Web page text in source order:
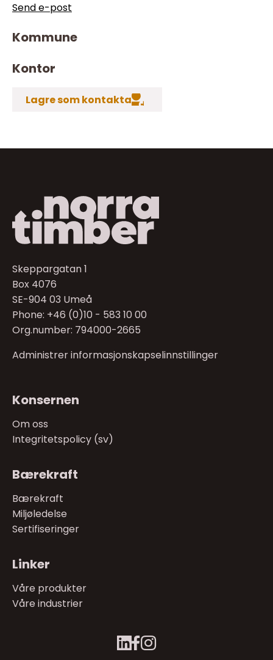
Send e-post
Kommune
Kontor
Lagre som kontakta
Skeppargatan 1
Box 4076
SE-904 03 Umeå
Phone: +46 (0)10 - 583 10 00
Org.number: 794000-2665
Administrer informasjonskapselinnstillinger
Konsernen
Om oss
Integritetspolicy (sv)
Bærekraft
Bærekraft
Miljøledelse
Sertifiseringer
Linker
Våre produkter
Våre industrier